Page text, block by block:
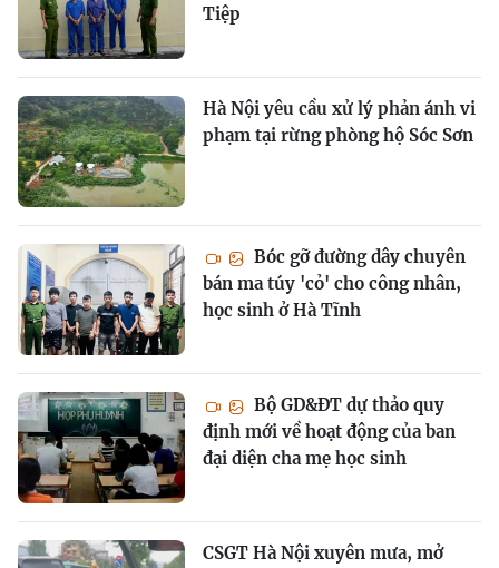
Tiệp
Hà Nội yêu cầu xử lý phản ánh vi
phạm tại rừng phòng hộ Sóc Sơn
Bóc gỡ đường dây chuyên
bán ma túy 'cỏ' cho công nhân,
học sinh ở Hà Tĩnh
Bộ GD&ĐT dự thảo quy
định mới về hoạt động của ban
đại diện cha mẹ học sinh
CSGT Hà Nội xuyên mưa, mở